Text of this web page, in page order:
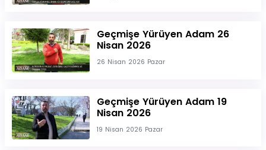
Geçmişe Yürüyen Adam 26
Nisan 2026
26 Nisan 2026 Pazar
Geçmişe Yürüyen Adam 19
Nisan 2026
19 Nisan 2026 Pazar